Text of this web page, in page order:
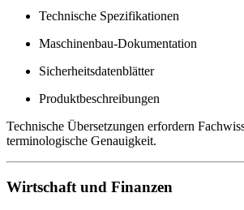
Technische Spezifikationen
Maschinenbau-Dokumentation
Sicherheitsdatenblätter
Produktbeschreibungen
Technische Übersetzungen erfordern
terminologische Genauigkeit.
Wirtschaft und Finanzen